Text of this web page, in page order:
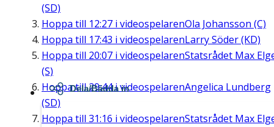
(SD)
Hoppa till 12:27 i videospelarenOla Johansson (C)
Hoppa till 17:43 i videospelarenLarry Söder (KD)
Hoppa till 20:07 i videospelarenStatsrådet Max
(S)
Hoppa till29:44i videospelarenAngelica Lundberg
(SD)
Hoppa till 31:16 i videospelarenStatsrådet Max
Dela/Bädda in